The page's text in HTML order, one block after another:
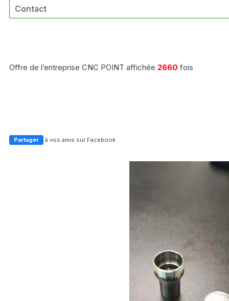
Contact
Offre de l’entreprise CNC POINT affichée 2660 fois
Partager à vos amis sur Facebook